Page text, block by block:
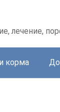
лечение,
корма